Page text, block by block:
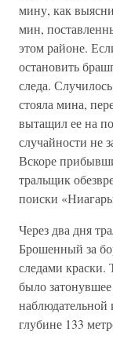
мину, как
мин,
этом районе.
остановить
следа.
стояла мина,
вытащил ее на
случайности не
Вскоре
тральщик
поиски
Через два дня
Брошенный за
следами краски.
было
наблюдательной
глубине 133